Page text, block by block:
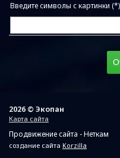
Введите символы с картинки
2026 © Экопан
Карта сайта
Продвижение сайта - Неткам
создание сайта Korzilla